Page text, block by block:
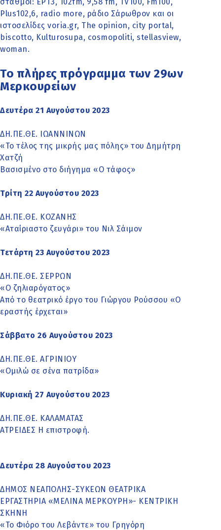
Plus102,6, radio more, ράδιο Σάρωθρον και οι
ιστοσελίδες voria.gr, Τhe opinion, city portal,
biscotto, Kulturosupa, cosmopoliti, stellasview,
woman.
Το πλήρες πρόγραμμα των 29ων
Μερκουρείων
Δευτέρα 21 Αυγούστου 2023
ΔΗ.ΠΕ.ΘΕ. ΙΩΑΝΝΙΝΩΝ
«Το τέλος της μικρής μας πόλης» του Δημήτρη
Χατζή
Βασισμένο στο διήγημα «Ο τάφος»
Τρίτη 22 Αυγούστου 2023
ΔΗ.ΠΕ.ΘΕ. ΚΟΖΑΝΗΣ
«Αταίριαστο ζευγάρι» του Νιλ Σάιμον
Τετάρτη 23 Αυγούστου 2023
ΔΗ.ΠΕ.ΘΕ. ΣΕΡΡΩΝ
«Ο ζηλιαρόγατος»
Από το θεατρικό έργο του Γιώργου Ρούσσου «Ο
εραστής έρχεται»
Σάββατο 26 Αυγούστου 2023
ΔΗ.ΠΕ.ΘΕ. ΑΓΡΙΝΙΟΥ
«Ομιλώ σε σένα πατρίδα»
Κυριακή 27 Αυγούστου 2023
ΔΗ.ΠΕ.ΘΕ. ΚΑΛΑΜΑΤΑΣ
ΑΤΡΕΙΔΕΣ Η επιστροφή.
Δευτέρα 28 Αυγούστου 2023
ΔΗΜΟΣ ΝΕΑΠΟΛΗΣ-ΣΥΚΕΩΝ ΘΕΑΤΡΙΚΑ
ΕΡΓΑΣΤΗΡΙΑ «ΜΕΛΙΝΑ ΜΕΡΚΟΥΡΗ»- ΚΕΝΤΡΙΚΗ
ΣΚΗΝΗ
«Το Φιόρο του Λεβάντε» του Γρηγόρη